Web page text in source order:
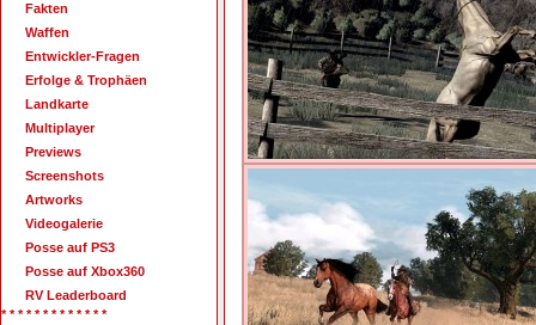
Fakten
Waffen
Entwickler-Fragen
Erfolge & Trophäen
Landkarte
Multiplayer
Previews
Screenshots
Artworks
Videogalerie
Posse auf PS3
Posse auf Xbox360
RV Leaderboard
* * * * * * * * * * * * *